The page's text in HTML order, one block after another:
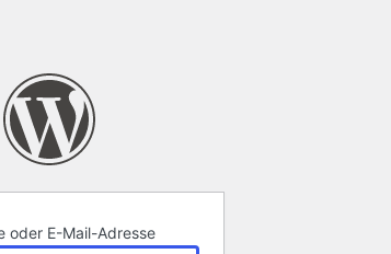
oder E-Mail-Adresse